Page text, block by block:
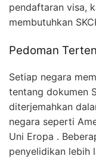
pendaftaran visa,
membutuhkan
Pedoman
Setiap negara
tentang dokumen
diterjemahkan
negara seperti
Uni Eropa .
penyelidikan lebih